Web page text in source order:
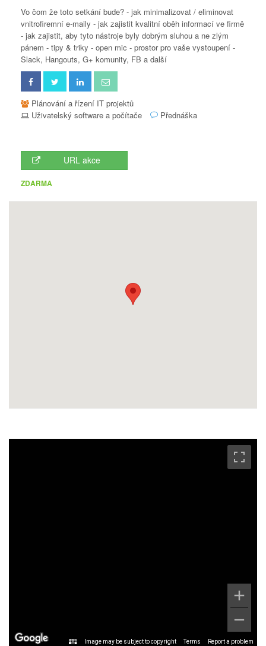
Vo čom že toto setkání bude? - jak minimalizovat / eliminovat
vnitrofiremní e-maily - jak zajistit kvalitní oběh informací ve firmě
- jak zajistit, aby tyto nástroje byly dobrým sluhou a ne zlým
pánem - tipy & triky - open mic - prostor pro vaše vystoupení -
Slack, Hangouts, G+ komunity, FB a další
Plánování a řízení IT projektů
Uživatelský software a počítače
Přednáška
URL akce
ZDARMA
Image may be subject to copyright Terms Report a problem